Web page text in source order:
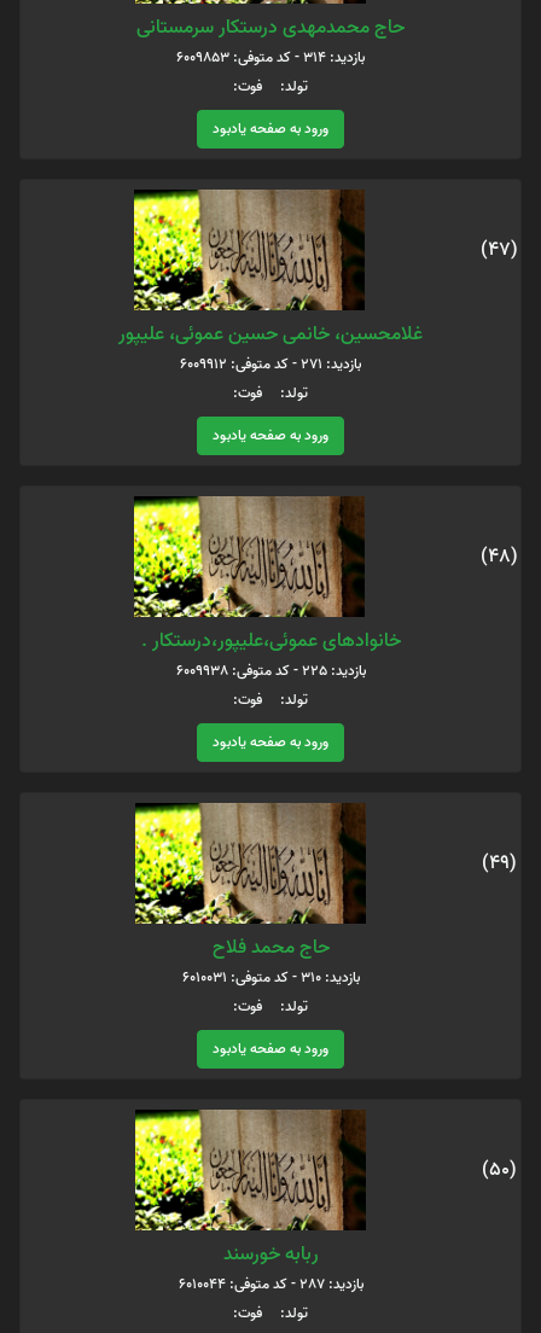
حاج محمدمهدی درستکار سرمستانی
بازدید: 314 - کد متوفی: 6009853
تولد: فوت:
ورود به صفحه یادبود
(47)
غلامحسین، خانمی حسین عموئی، علیپور
بازدید: 271 - کد متوفی: 6009912
تولد: فوت:
ورود به صفحه یادبود
(48)
خانوادهای عموئی،علیپور،درستکار .
بازدید: 225 - کد متوفی: 6009938
تولد: فوت:
ورود به صفحه یادبود
(49)
حاج محمد فلاح
بازدید: 310 - کد متوفی: 6010031
تولد: فوت:
ورود به صفحه یادبود
(50)
ربابه خورسند
بازدید: 287 - کد متوفی: 6010044
تولد: فوت: